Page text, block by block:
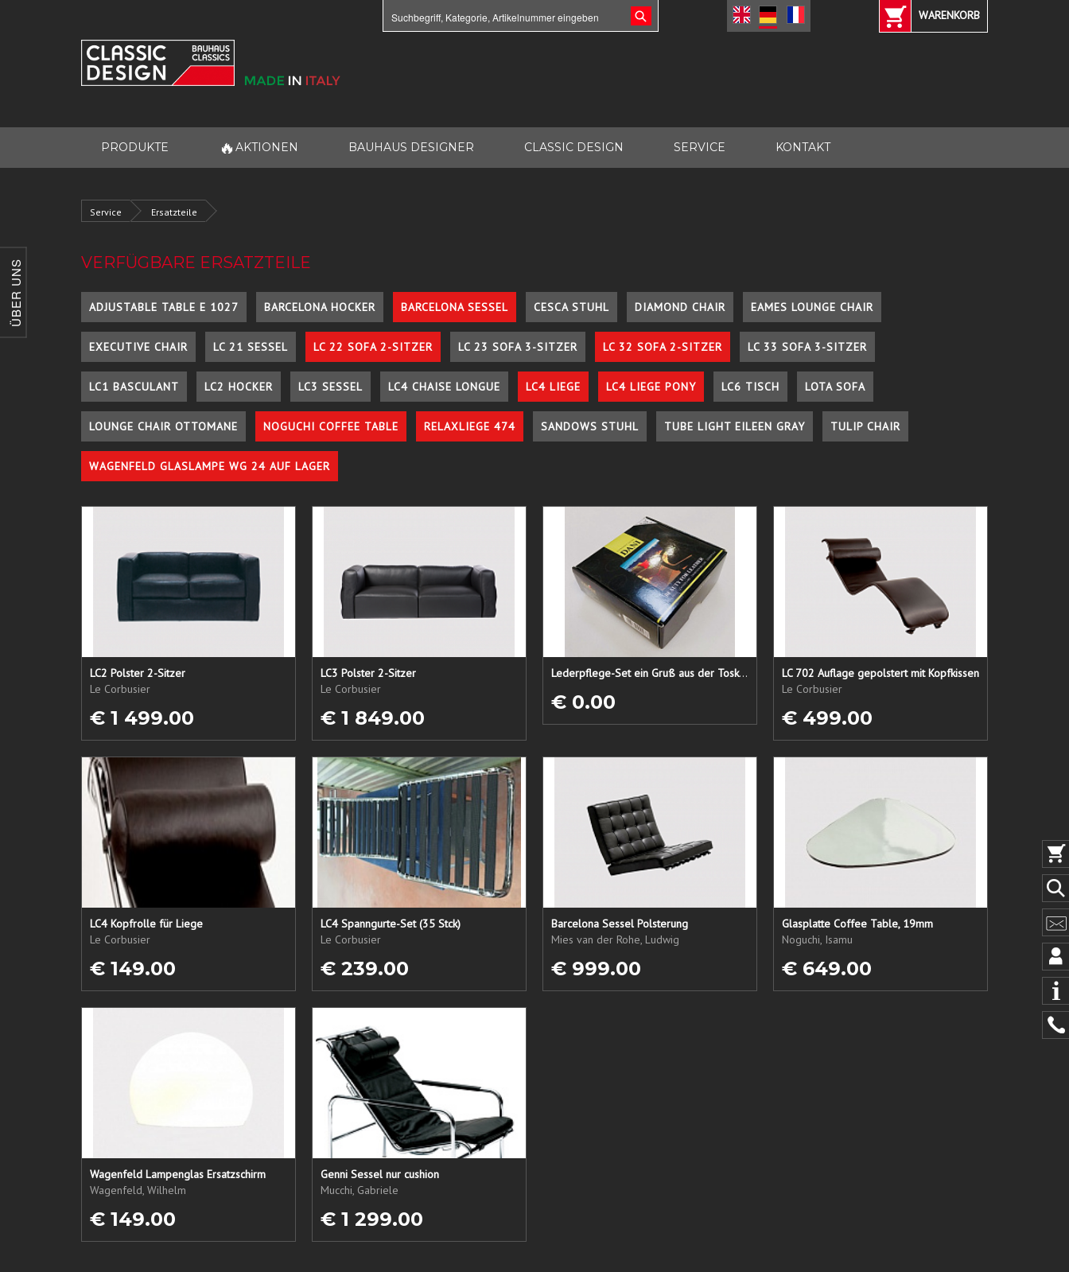
ÜBER UNS
WARENKORB
PRODUKTE 🔥 AKTIONEN BAUHAUS DESIGNER CLASSIC DESIGN SERVICE KONTAKT
Service Ersatzteile
VERFÜGBARE ERSATZTEILE
ADJUSTABLE TABLE E 1027 BARCELONA HOCKER BARCELONA SESSEL CESCA STUHL DIAMOND CHAIR EAMES LOUNGE CHAIR
EXECUTIVE CHAIR LC 21 SESSEL LC 22 SOFA 2-SITZER LC 23 SOFA 3-SITZER LC 32 SOFA 2-SITZER LC 33 SOFA 3-SITZER
LC1 BASCULANT LC2 HOCKER LC3 SESSEL LC4 CHAISE LONGUE LC4 LIEGE LC4 LIEGE PONY LC6 TISCH LOTA SOFA
LOUNGE CHAIR OTTOMANE NOGUCHI COFFEE TABLE RELAXLIEGE 474 SANDOWS STUHL TUBE LIGHT EILEEN GRAY TULIP CHAIR
WAGENFELD GLASLAMPE WG 24 AUF LAGER
LC2 Polster 2-Sitzer
Le Corbusier
€ 1 499.00
LC3 Polster 2-Sitzer
Le Corbusier
€ 1 849.00
Lederpflege-Set ein Gruß aus der Toskana...
€ 0.00
LC 702 Auflage gepolstert mit Kopfkissen
Le Corbusier
€ 499.00
LC4 Kopfrolle für Liege
Le Corbusier
€ 149.00
LC4 Spanngurte-Set (35 Stck)
Le Corbusier
€ 239.00
Barcelona Sessel Polsterung
Mies van der Rohe, Ludwig
€ 999.00
Glasplatte Coffee Table, 19mm
Noguchi, Isamu
€ 649.00
Wagenfeld Lampenglas Ersatzschirm
Wagenfeld, Wilhelm
€ 149.00
Genni Sessel nur cushion
Mucchi, Gabriele
€ 1 299.00